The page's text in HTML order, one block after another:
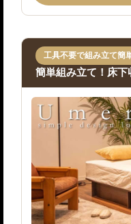
工具不要で組み立て簡
簡単組み立て！床下